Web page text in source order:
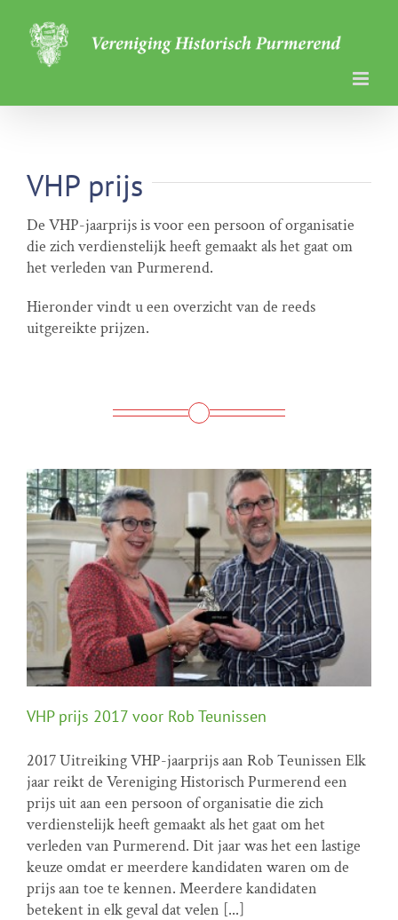
inhoud
VHP prijs
De VHP-jaarprijs is voor een persoon of organisatie
die zich verdienstelijk heeft gemaakt als het gaat om
het verleden van Purmerend.
Hieronder vindt u een overzicht van de reeds
uitgereikte prijzen.
VHP prijs 2017 voor Rob Teunissen
VHP prijs
VHP prijs 2017 voor Rob Teunissen
2017 Uitreiking VHP-jaarprijs aan Rob Teunissen Elk
jaar reikt de Vereniging Historisch Purmerend een
prijs uit aan een persoon of organisatie die zich
verdienstelijk heeft gemaakt als het gaat om het
verleden van Purmerend. Dit jaar was het een lastige
keuze omdat er meerdere kandidaten waren om de
prijs aan toe te kennen. Meerdere kandidaten
betekent in elk geval dat velen [...]